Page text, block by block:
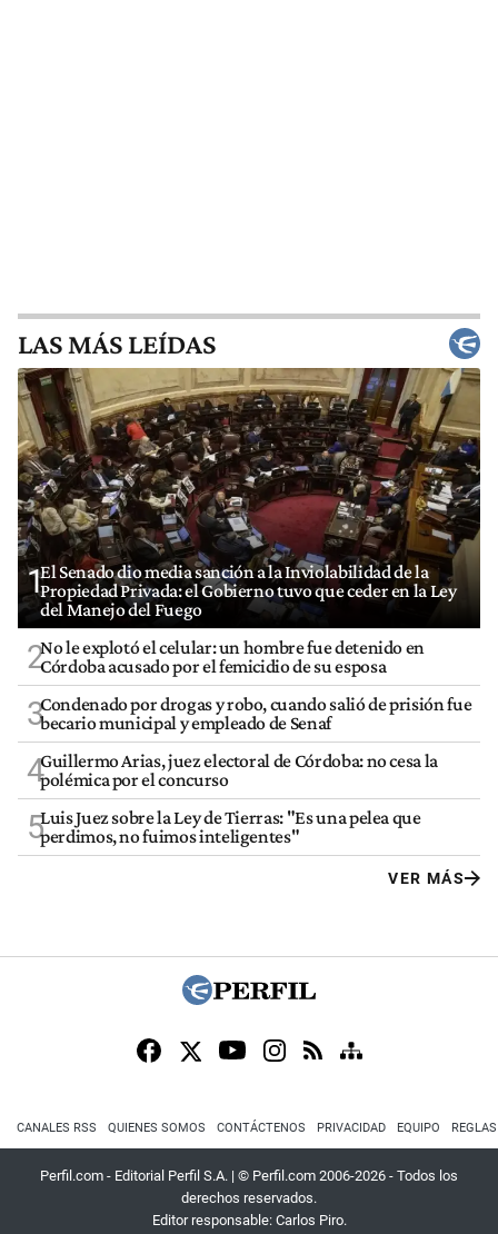
LAS MÁS LEÍDAS
1El Senado dio media sanción a la Inviolabilidad de la
Propiedad Privada: el Gobierno tuvo que ceder en la Ley
del Manejo del Fuego
2No le explotó el celular: un hombre fue detenido en
Córdoba acusado por el femicidio de su esposa
3Condenado por drogas y robo, cuando salió de prisión fue
becario municipal y empleado de Senaf
4Guillermo Arias, juez electoral de Córdoba: no cesa la
polémica por el concurso
5Luis Juez sobre la Ley de Tierras: "Es una pelea que
perdimos, no fuimos inteligentes"
VER MÁS
CANALES RSS QUIENES SOMOS CONTÁCTENOS PRIVACIDAD EQUIPO
Perfil.com - Editorial Perfil S.A. | © Perfil.com 2006-2026 - Todos los
derechos reservados.
Editor responsable: Carlos Piro.